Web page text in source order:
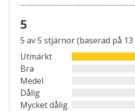
5
5
out
of
5
5 av 5 stjärnor (baserad på
Utmärkt
Bra
Medel
Dålig
Mycket dålig